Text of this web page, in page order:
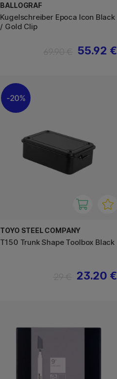
BALLOGRAF
Kugelschreiber Epoca Icon Black
/ Gold Clip
55.92 €
20%
TOYO STEEL COMPANY
T150 Trunk Shape Toolbox Black
23.20 €